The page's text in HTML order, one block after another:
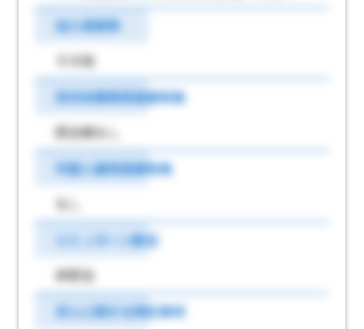
加入保険等
その他
育児休業取得実績有無
該当者なし
外国人雇用実績有無
なし
ＵＩＪターン歓迎
非該当
求人に関する特記事項